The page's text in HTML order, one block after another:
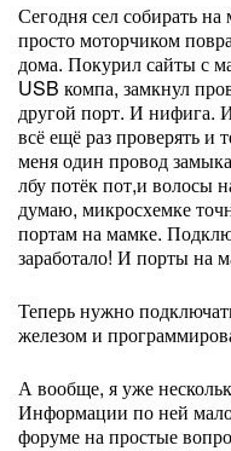
Сегодня сел собирать
просто моторчиком
дома. Покурил сайты с
USB компа, замкнул
другой порт. И нифига.
всё ещё раз проверять и
меня один провод
лбу потёк пот,и волосы
думаю, микросхемке
портам на мамке.
заработало! И порты на
Теперь нужно
железом и
А вообще, я уже
Информации по ней
форуме на простые